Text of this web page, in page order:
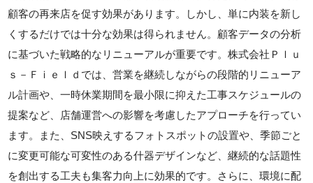
顧客の再来店を促す効果があります。しかし、単に内装を新し
くするだけでは十分な効果は得られません。顧客データの分析
に基づいた戦略的なリニューアルが重要です。株式会社Ｐｌｕ
ｓ－Ｆｉｅｌｄでは、営業を継続しながらの段階的リニューア
ル計画や、一時休業期間を最小限に抑えた工事スケジュールの
提案など、店舗運営への影響を考慮したアプローチを行ってい
ます。また、SNS映えするフォトスポットの設置や、季節ごと
に変更可能な可変性のある什器デザインなど、継続的な話題性
を創出する工夫も集客力向上に効果的です。さらに、環境に配